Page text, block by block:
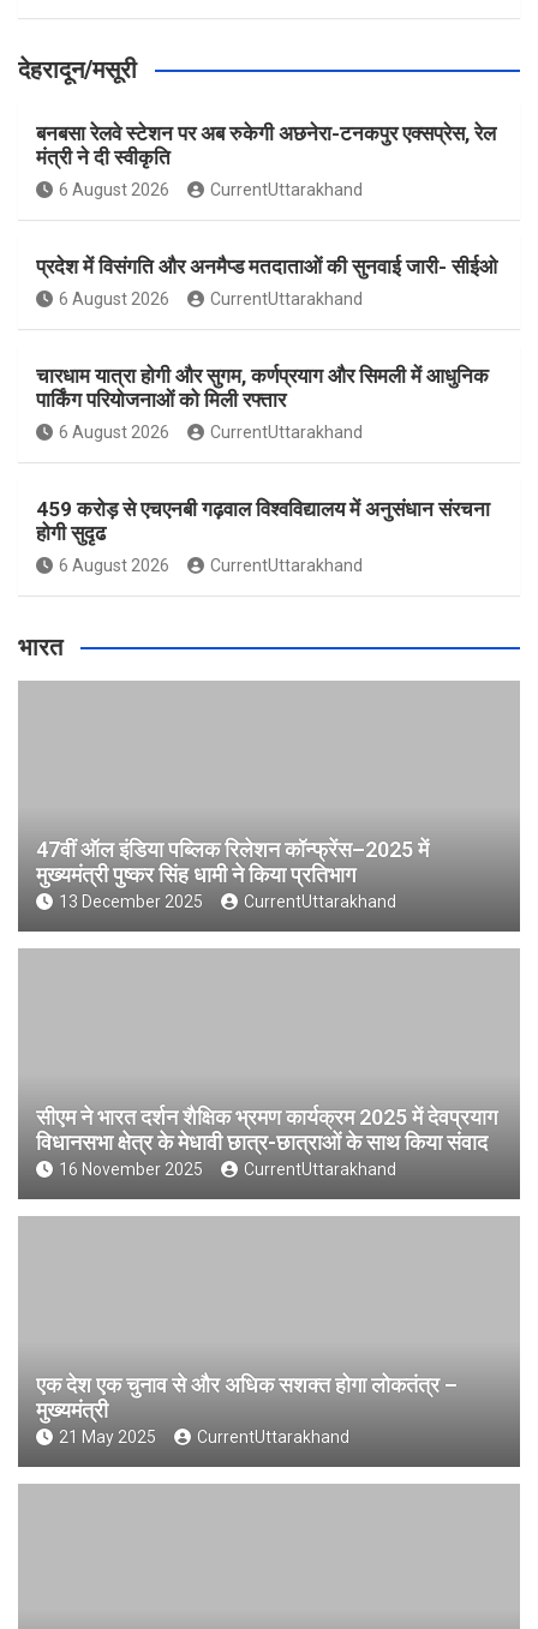
देहरादून/मसूरी
बनबसा रेलवे स्टेशन पर अब रुकेगी अछनेरा-टनकपुर एक्सप्रेस, रेल
मंत्री ने दी स्वीकृति
6 August 2026 CurrentUttarakhand
प्रदेश में विसंगति और अनमैप्ड मतदाताओं की सुनवाई जारी- सीईओ
6 August 2026 CurrentUttarakhand
चारधाम यात्रा होगी और सुगम, कर्णप्रयाग और सिमली में आधुनिक
पार्किंग परियोजनाओं को मिली रफ्तार
6 August 2026 CurrentUttarakhand
459 करोड़ से एचएनबी गढ़वाल विश्वविद्यालय में अनुसंधान संरचना
होगी सुदृढ
6 August 2026 CurrentUttarakhand
भारत
47वीं ऑल इंडिया पब्लिक रिलेशन कॉन्फ्रेंस–2025 में
मुख्यमंत्री पुष्कर सिंह धामी ने किया प्रतिभाग
13 December 2025 CurrentUttarakhand
सीएम ने भारत दर्शन शैक्षिक भ्रमण कार्यक्रम 2025 में देवप्रयाग
विधानसभा क्षेत्र के मेधावी छात्र-छात्राओं के साथ किया संवाद
16 November 2025 CurrentUttarakhand
एक देश एक चुनाव से और अधिक सशक्त होगा लोकतंत्र –
मुख्यमंत्री
21 May 2025 CurrentUttarakhand